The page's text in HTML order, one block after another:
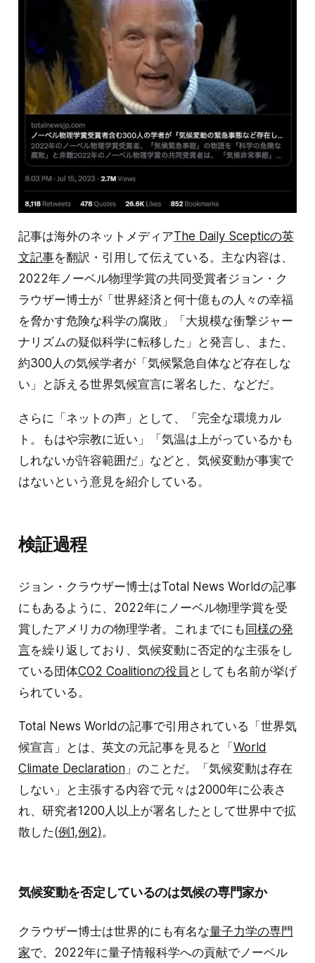
記事は海外のネットメディアThe Daily Scepticの英
文記事を翻訳・引用して伝えている。主な内容は、
2022年ノーベル物理学賞の共同受賞者ジョン・ク
ラウザー博士が「世界経済と何十億もの人々の幸福
を脅かす危険な科学の腐敗」「大規模な衝撃ジャー
ナリズムの疑似科学に転移した」と発言し、また、
約300人の気候学者が「気候緊急自体など存在しな
い」と訴える世界気候宣言に署名した、などだ。
さらに「ネットの声」として、「完全な環境カル
ト。もはや宗教に近い」「気温は上がっているかも
しれないが許容範囲だ」などと、気候変動が事実で
はないという意見を紹介している。
検証過程
ジョン・クラウザー博士はTotal News Worldの記事
にもあるように、2022年にノーベル物理学賞を受
賞したアメリカの物理学者。これまでにも 同様の発
言を繰り返しており、気候変動に否定的な主張をし
ている団体CO2 Coalitionの役員 としても名前が挙げ
られている。
Total News Worldの記事で引用されている「世界気
候宣言」とは、英文の元記事を見ると「 World
Climate Declaration」のことだ。「気候変動は存在
しない」と主張する内容で元々は2000年に公表さ
れ、研究者1200人以上が署名したとして世界中で拡
散した(例1,例2)。
気候変動を否定しているのは気候の専門家か
クラウザー博士は世界的にも有名な量子力学の専門
家で、2022年に量子情報科学への貢献でノーベル